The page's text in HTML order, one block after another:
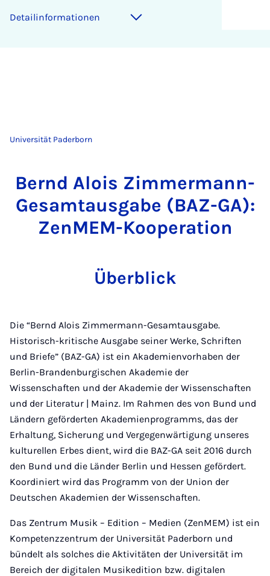
Detailinformationen
Universität Paderborn
Bernd Alois Zimmermann-
Gesamtausgabe (BAZ-GA):
ZenMEM-Kooperation
Überblick
Die “Bernd Alois Zimmermann-Gesamtausgabe.
Historisch-kritische Ausgabe seiner Werke, Schriften
und Briefe” (BAZ-GA) ist ein Akademienvorhaben der
Berlin-Brandenburgischen Akademie der
Wissenschaften und der Akademie der Wissenschaften
und der Literatur | Mainz. Im Rahmen des von Bund und
Ländern geförderten Akademienprogramms, das der
Erhaltung, Sicherung und Vergegenwärtigung unseres
kulturellen Erbes dient, wird die BAZ-GA seit 2016 durch
den Bund und die Länder Berlin und Hessen gefördert.
Koordiniert wird das Programm von der Union der
Deutschen Akademien der Wissenschaften.
Das Zentrum Musik – Edition – Medien (ZenMEM) ist ein
Kompetenzzentrum der Universität Paderborn und
bündelt als solches die Aktivitäten der Universität im
Bereich der digitalen Musikedition bzw. digitalen